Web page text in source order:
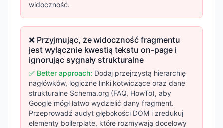
widoczność.
❌ Przyjmując, że widoczność fragmentu
jest wyłącznie kwestią tekstu on-page i
ignorując sygnały strukturalne
✅ Better approach: Dodaj przejrzystą hierarchię
nagłówków, logiczne linki kotwiczące oraz dane
strukturalne Schema.org (FAQ, HowTo), aby
Google mógł łatwo wydzielić dany fragment.
Przeprowadź audyt głębokości DOM i zredukuj
elementy boilerplate, które rozmywają docelowy